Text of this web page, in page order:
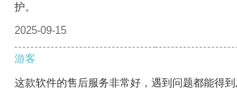
护。
2025-09-15
游客
这款软件的售后服务非常好，遇到问题都能得到